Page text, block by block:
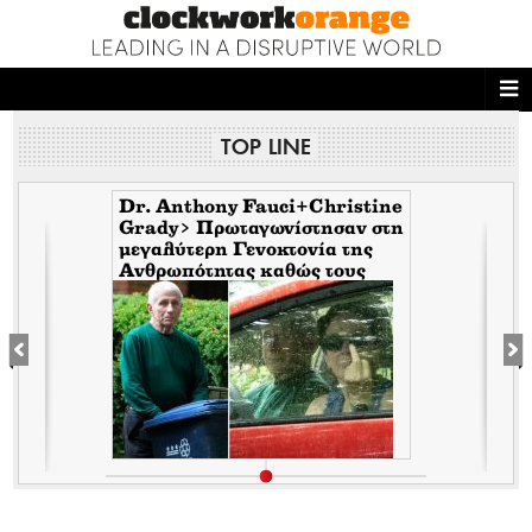
NEWS DESK
THE ONES WHO DO
MAGAZINE
TOP LINE
Dr. Anthony Fauci+Christine
Grady> Πρωταγωνίστησαν στη
μεγαλύτερη Γενοκτονία της
Ανθρωπότητας καθώς τους
κάλυπταν οι μηντιακές
ερπύστριες του deep state.
Τώρα η σύζυγος υψώνει το
δάχτυλο στους φωτορεπόρτερ